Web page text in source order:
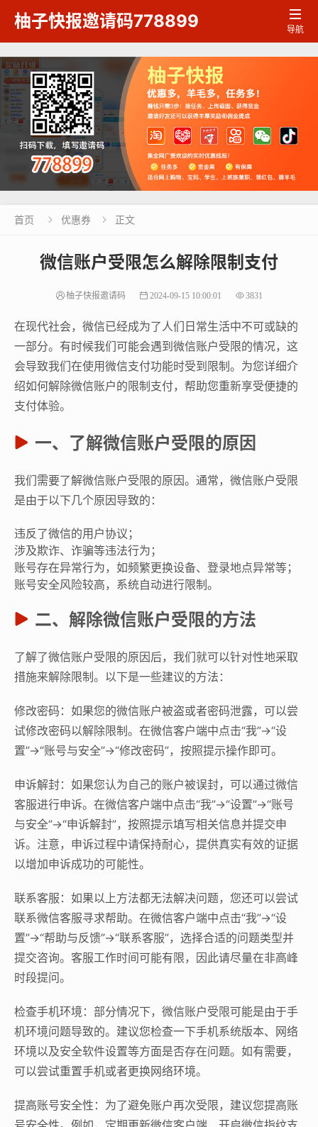
柚子快报邀请码778899 
导航
首页  优惠券  正文
微信账户受限怎么解除限制支付
柚子快报邀请码 2024-09-15 10:00:01 3831
在现代社会，微信已经成为了人们日常生活中不可或缺的
一部分。有时候我们可能会遇到微信账户受限的情况，这
会导致我们在使用微信支付功能时受到限制。为您详细介
绍如何解除微信账户的限制支付，帮助您重新享受便捷的
支付体验。
一、了解微信账户受限的原因
我们需要了解微信账户受限的原因。通常，微信账户受限
是由于以下几个原因导致的：
违反了微信的用户协议；
涉及欺诈、诈骗等违法行为；
账号存在异常行为，如频繁更换设备、登录地点异常等；
账号安全风险较高，系统自动进行限制。
二、解除微信账户受限的方法
了解了微信账户受限的原因后，我们就可以针对性地采取
措施来解除限制。以下是一些建议的方法：
修改密码：如果您的微信账户被盗或者密码泄露，可以尝
试修改密码以解除限制。在微信客户端中点击“我”->“设
置”->“账号与安全”->“修改密码”，按照提示操作即可。
申诉解封：如果您认为自己的账户被误封，可以通过微信
客服进行申诉。在微信客户端中点击“我”->“设置”->“账号
与安全”->“申诉解封”，按照提示填写相关信息并提交申
诉。注意，申诉过程中请保持耐心，提供真实有效的证据
以增加申诉成功的可能性。
联系客服：如果以上方法都无法解决问题，您还可以尝试
联系微信客服寻求帮助。在微信客户端中点击“我”->“设
置”->“帮助与反馈”->“联系客服”，选择合适的问题类型并
提交咨询。客服工作时间可能有限，因此请尽量在非高峰
时段提问。
检查手机环境：部分情况下，微信账户受限可能是由于手
机环境问题导致的。建议您检查一下手机系统版本、网络
环境以及安全软件设置等方面是否存在问题。如有需要，
可以尝试重置手机或者更换网络环境。
提高账号安全性：为了避免账户再次受限，建议您提高账